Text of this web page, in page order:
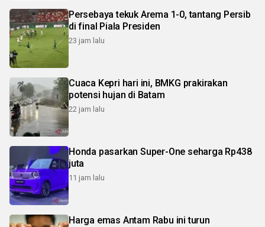
Persebaya tekuk Arema 1-0, tantang Persib
di final Piala Presiden
23 jam lalu
Cuaca Kepri hari ini, BMKG prakirakan
potensi hujan di Batam
22 jam lalu
Honda pasarkan Super-One seharga Rp438
juta
11 jam lalu
Harga emas Antam Rabu ini turun